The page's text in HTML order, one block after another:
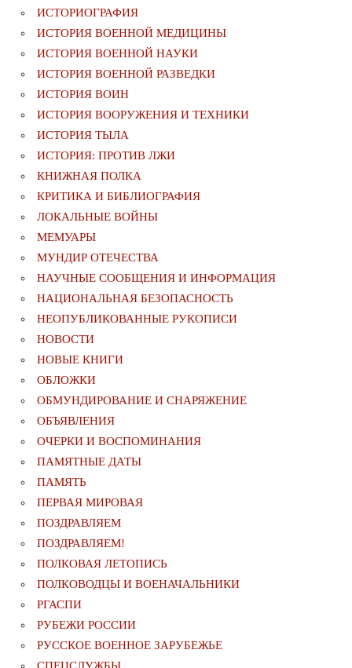
ИСТОРИОГРАФИЯ
ИСТОРИЯ ВОЕННОЙ МЕДИЦИНЫ
ИСТОРИЯ ВОЕННОЙ НАУКИ
ИСТОРИЯ ВОЕННОЙ РАЗВЕДКИ
ИСТОРИЯ ВОИН
ИСТОРИЯ ВООРУЖЕНИЯ И ТЕХНИКИ
ИСТОРИЯ ТЫЛА
ИСТОРИЯ: ПРОТИВ ЛЖИ
КНИЖНАЯ ПОЛКА
КРИТИКА И БИБЛИОГРАФИЯ
ЛОКАЛЬНЫЕ ВОЙНЫ
МЕМУАРЫ
МУНДИР ОТЕЧЕСТВА
НАУЧНЫЕ СООБЩЕНИЯ И ИНФОРМАЦИЯ
НАЦИОНАЛЬНАЯ БЕЗОПАСНОСТЬ
НЕОПУБЛИКОВАННЫЕ РУКОПИСИ
НОВОСТИ
НОВЫЕ КНИГИ
ОБЛОЖКИ
ОБМУНДИРОВАНИЕ И СНАРЯЖЕНИЕ
ОБЪЯВЛЕНИЯ
ОЧЕРКИ И ВОСПОМИНАНИЯ
ПАМЯТНЫЕ ДАТЫ
ПАМЯТЬ
ПЕРВАЯ МИРОВАЯ
ПОЗДРАВЛЯЕМ
ПОЗДРАВЛЯЕМ!
ПОЛКОВАЯ ЛЕТОПИСЬ
ПОЛКОВОДЦЫ И ВОЕНАЧАЛЬНИКИ
РГАСПИ
РУБЕЖИ РОССИИ
РУССКОЕ ВОЕННОЕ ЗАРУБЕЖЬЕ